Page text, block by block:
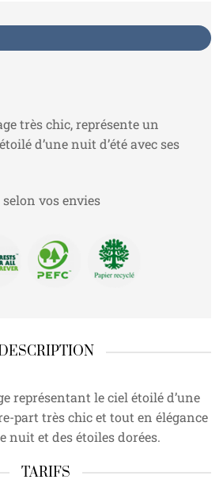
très chic, représente un
d’une nuit d’été avec ses
vos envies
représentant le ciel étoilé d’une
part très chic et tout en élégance
nuit et des étoiles dorées.
TARIFS